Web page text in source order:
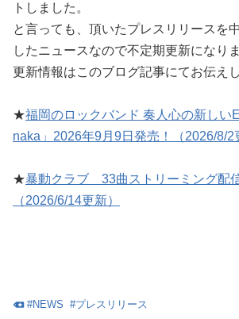
トしました。
と言っても、頂いたプレスリリースを
したニュースなので不定期更新になりま
更新情報はこのブログ記事にてお伝え
★福岡のロックバンド 奏人心の新しい
naka」2026年9月9日発売！（2026/8/2
★暴動クラブ 33曲ストリーミング配
（2026/6/14更新）
#NEWS #プレスリリース